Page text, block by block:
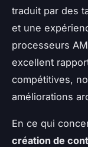
traduit par des
et une
processeurs
excellent
compétitives,
améliorations
En ce qui
création de